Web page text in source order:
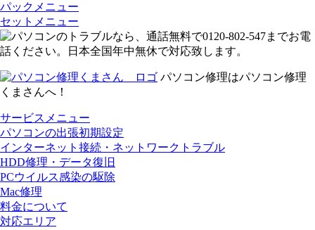
パックメニュー
セットメニュー
パソコン修理はパソコン修理
くまさんへ！
サービスメニュー
パソコンの出張初期設定
インターネット接続・ネットワークトラブル
HDD修理・データ復旧
PCウイルス感染の駆除
Mac修理
料金について
対応エリア